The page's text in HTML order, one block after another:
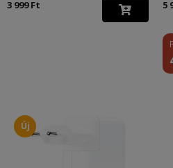
3 999 Ft 5
Új